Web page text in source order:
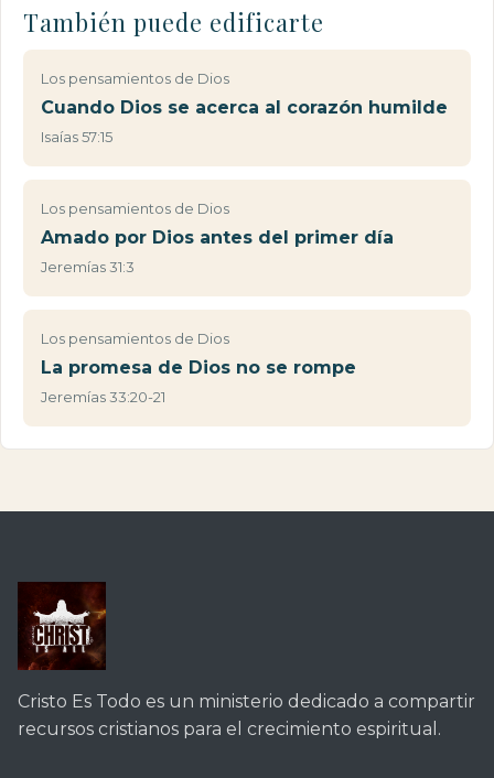
También puede edificarte
Los pensamientos de Dios
Cuando Dios se acerca al corazón humilde
Isaías 57:15
Los pensamientos de Dios
Amado por Dios antes del primer día
Jeremías 31:3
Los pensamientos de Dios
La promesa de Dios no se rompe
Jeremías 33:20-21
Cristo Es Todo es un ministerio dedicado a compartir
recursos cristianos para el crecimiento espiritual.